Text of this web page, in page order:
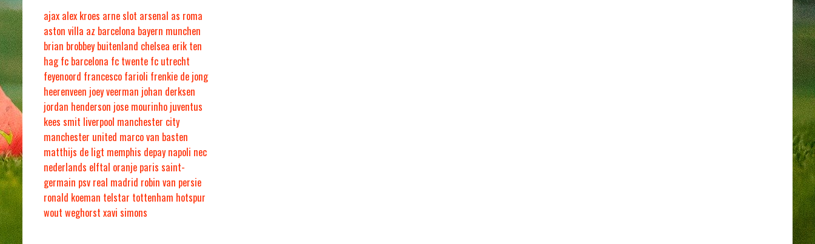
ajax alex kroes arne slot arsenal as roma
aston villa az barcelona bayern munchen
brian brobbey buitenland chelsea erik ten
hag fc barcelona fc twente fc utrecht
feyenoord francesco farioli frenkie de jong
heerenveen joey veerman johan derksen
jordan henderson jose mourinho juventus
kees smit liverpool manchester city
manchester united marco van basten
matthijs de ligt memphis depay napoli nec
nederlands elftal oranje paris saint-
germain psv real madrid robin van persie
ronald koeman telstar tottenham hotspur
wout weghorst xavi simons